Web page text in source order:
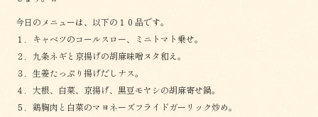
今日のメニューは、以下の１０品です。
１．キャベツのコールスロー、ミニトマト乗せ。
２．九条ネギと京揚げの胡麻味噌ヌタ和え。
３．生姜たっぷり揚げだしナス。
４．大根、白菜、京揚げ、黒豆モヤシの胡麻寄せ鍋。
５．鶏胸肉と白菜のマヨネーズフライドガーリック炒め。